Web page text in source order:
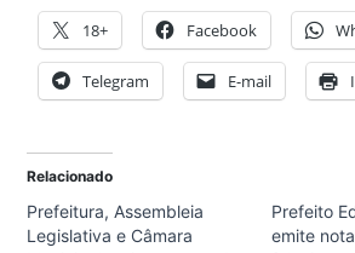
18+ Facebook
Telegram E-mail
Relacionado
Prefeitura, Assembleia
Legislativa e Câmara
Prefeito
emite